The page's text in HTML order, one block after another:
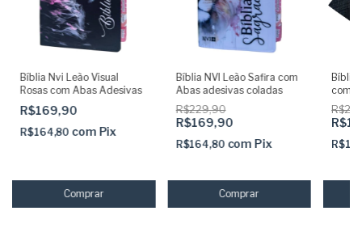
Bíblia Nvi Leão Visual
Rosas com Abas Adesivas
R$169,90
R$164,80 com Pix
Bíblia NVI Leão Safira com
Abas adesivas coladas
R$229,90
R$169,90
R$164,80 com Pix
Bíblia
com
Mascu